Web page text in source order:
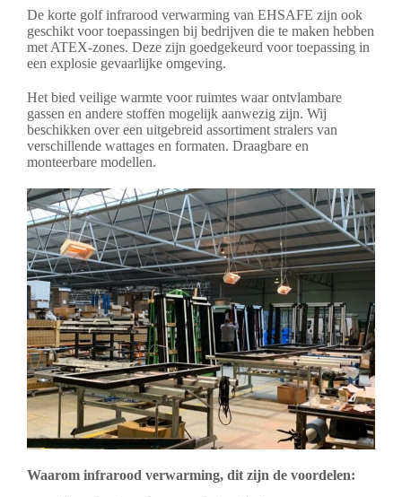
De korte golf infrarood verwarming van EHSAFE zijn ook
geschikt voor toepassingen bij bedrijven die te maken hebben
met ATEX-zones. Deze zijn goedgekeurd voor toepassing in
een explosie gevaarlijke omgeving.
Het bied veilige warmte voor ruimtes waar ontvlambare
gassen en andere stoffen mogelijk aanwezig zijn. Wij
beschikken over een uitgebreid assortiment stralers van
verschillende wattages en formaten. Draagbare en
monteerbare modellen.
Waarom infrarood verwarming, dit zijn de voordelen: